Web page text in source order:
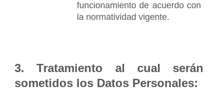
funcionamiento de acuerdo con
la normatividad vigente.
3. Tratamiento al cual serán
sometidos los Datos Personales: